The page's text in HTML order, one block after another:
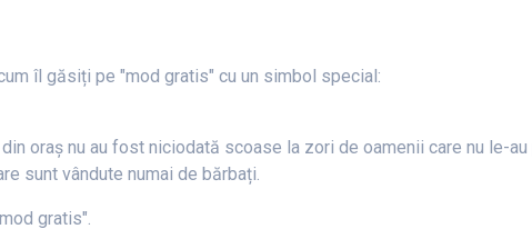
îl găsiți pe "mod gratis" cu un simbol special:
oraș nu au fost niciodată scoase la zori de oamenii care nu le-
sunt vândute numai de bărbați.
gratis".